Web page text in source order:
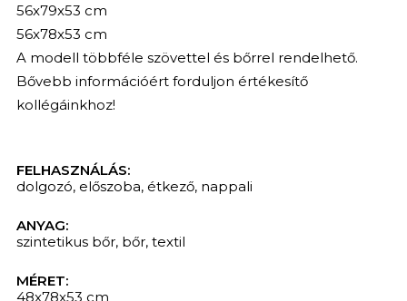
56x79x53 cm
56x78x53 cm
A modell többféle szövettel és bőrrel rendelhető.
Bővebb információért forduljon értékesítő
kollégáinkhoz!
FELHASZNÁLÁS:
dolgozó, előszoba, étkező, nappali
ANYAG:
szintetikus bőr, bőr, textil
MÉRET:
48x78x53 cm